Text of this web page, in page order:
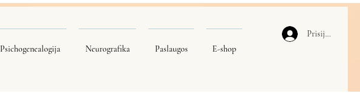
Psichogenealogija Neurografika Paslaugos E-shop
Prisijungti